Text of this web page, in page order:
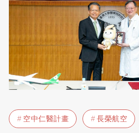
空中仁醫計畫 長榮航空